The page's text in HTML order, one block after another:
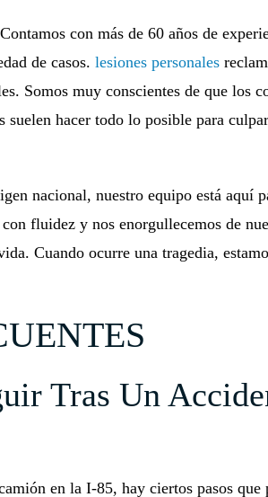
Contamos con más de 60 años de
de casos. lesiones personales
Somos muy conscientes de que los
suelen hacer todo lo posible para
nacional, nuestro equipo está aquí
fluidez y nos enorgullecemos de
Cuando ocurre una tragedia,
Tras Un
en la I-85, hay ciertos pasos que